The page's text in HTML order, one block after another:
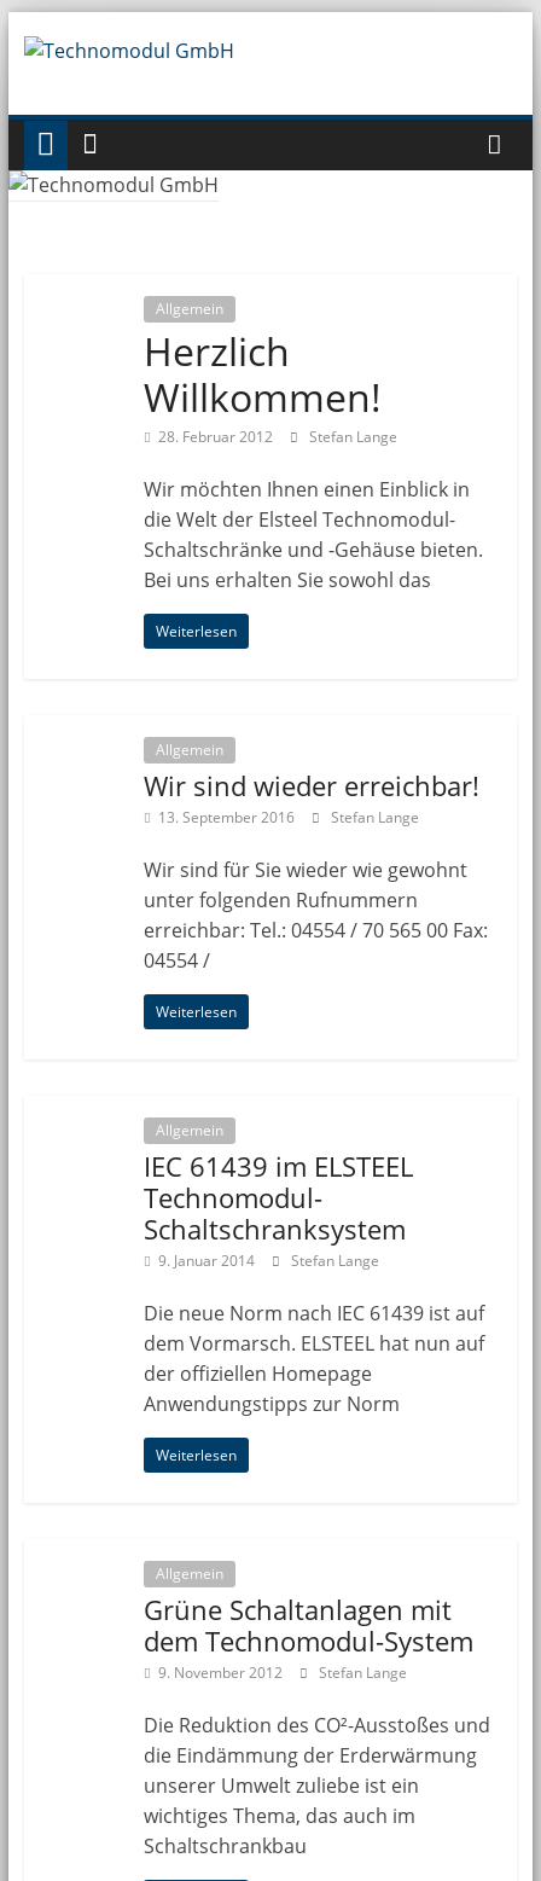
Inhalt
GmbH
Allgemein
Herzlich
Willkommen!
28. Februar 2012 Stefan Lange
Wir möchten Ihnen einen Einblick in
die Welt der Elsteel Technomodul-
Schaltschränke und -Gehäuse bieten.
Bei uns erhalten Sie sowohl das
Weiterlesen
Allgemein
Wir sind wieder erreichbar!
13. September 2016 Stefan Lange
Wir sind für Sie wieder wie gewohnt
unter folgenden Rufnummern
erreichbar: Tel.: 04554 / 70 565 00 Fax:
04554 /
Weiterlesen
Allgemein
IEC 61439 im ELSTEEL
Technomodul-
Schaltschranksystem
9. Januar 2014 Stefan Lange
Die neue Norm nach IEC 61439 ist auf
dem Vormarsch. ELSTEEL hat nun auf
der offiziellen Homepage
Anwendungstipps zur Norm
Weiterlesen
Allgemein
Grüne Schaltanlagen mit
dem Technomodul-System
9. November 2012 Stefan Lange
Die Reduktion des CO²-Ausstoßes und
die Eindämmung der Erderwärmung
unserer Umwelt zuliebe ist ein
wichtiges Thema, das auch im
Schaltschrankbau